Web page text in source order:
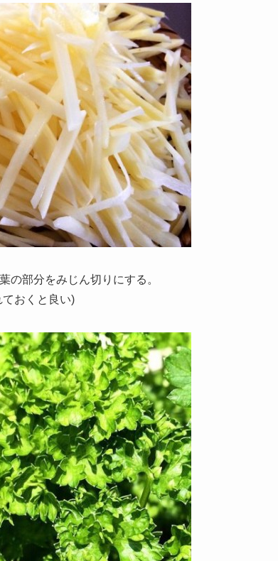
部分をみじん切りにする。
おくと良い)